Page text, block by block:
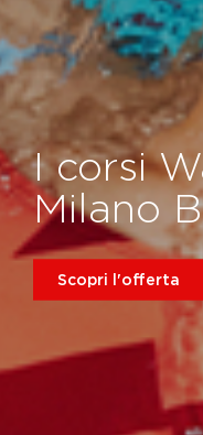
I corsi
Milano
Scopri l'offerta